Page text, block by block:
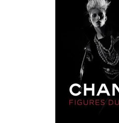
HIGH
LIEUX